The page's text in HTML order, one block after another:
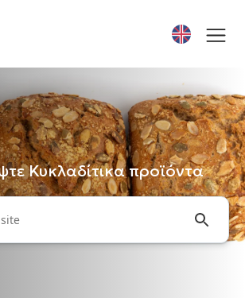
Κυκλαδίτικα προϊόντα